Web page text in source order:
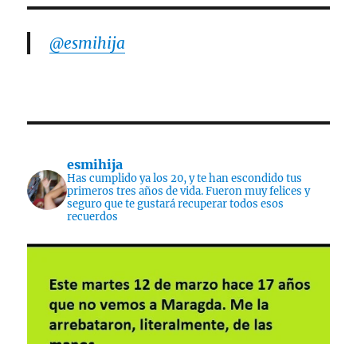
@esmihija
esmihija
Has cumplido ya los 20, y te han escondido tus
primeros tres años de vida. Fueron muy felices y
seguro que te gustará recuperar todos esos
recuerdos